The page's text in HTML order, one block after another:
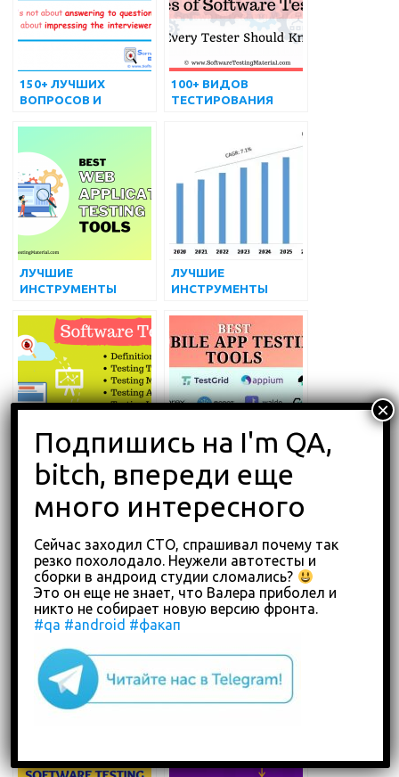
150+ ЛУЧШИХ
ВОПРОСОВ И
ИНТЕРВЬЮ О
ПРОГРАММНОГО
ОБЕСПЕЧЕНИЯ
100+ ВИДОВ
ТЕСТИРОВАНИЯ
ПОЛНЫЙ СПИСОК
ЛУЧШИЕ
ИНСТРУМЕНТЫ
ПРИЛОЖЕНИЙ
(БЕСПЛАТНЫЕ И
ПЛАТНЫЕ) НА 2022
ГОД
ЛУЧШИЕ
ИНСТРУМЕНТЫ
ТЕСТИРОВАНИЕМ
(БЕСПЛАТНЫЕ И
ПЛАТНЫЕ) НА 2022
ГОД
ЧТО ТАКОЕ
ТЕСТИРОВАНИЕ
ПРОГРАММНОГО
ОБЕСПЕЧЕНИЯ | ВСЕ,
ЗНАТЬ
ИНСТРУМЕНТЫ
ТЕСТИРОВАНИЯ
МОБИЛЬНЫХ
ПРИЛОЖЕНИЙ В 2024
ГОДУ ДЛЯ ANDROID
И IOS
100 САМЫХ
ПОПУЛЯРНЫХ
ПРОДВИНУТЫХ
ВОПРОСОВ И
ОТВЕТОВ НА
АВТОМАТИЗИРОВАН
НОГО
2022 г.
Сейчас заходил СТО, спрашивал почему так
резко похолодало. Неужели автотесты и
сборки в андроид студии сломались?
Это он еще не знает, что Валера приболел и
никто не собирает новую версию фронта.
#qa #android #факап